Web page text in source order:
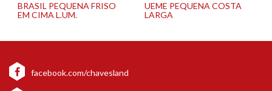
BRASIL PEQUENA FRISO
EM CIMA L.UM.
UEME PEQUENA COSTA
LARGA
facebook.com/chavesland